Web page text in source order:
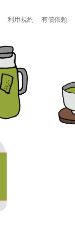
利用規約 有償依頼